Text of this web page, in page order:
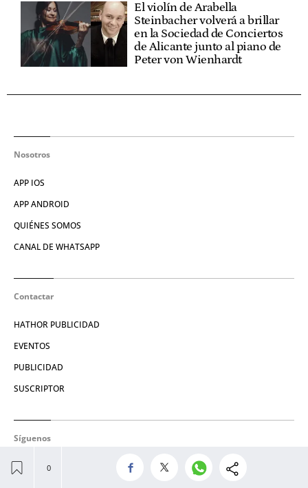
El violín de Arabella
Steinbacher volverá a brillar
en la Sociedad de Conciertos
de Alicante junto al piano de
Peter von Wienhardt
Nosotros
APP IOS
APP ANDROID
QUIÉNES SOMOS
CANAL DE WHATSAPP
Contactar
HATHOR PUBLICIDAD
EVENTOS
PUBLICIDAD
SUSCRIPTOR
Síguenos
TWITTER